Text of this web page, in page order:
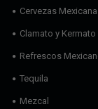
Cervezas
Clamato y Kermato
Refrescos
Tequila
Mezcal